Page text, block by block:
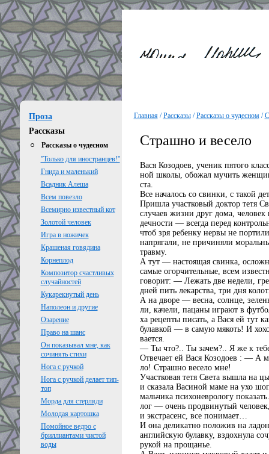
Проза
Рассказы
Рассказы о чудесном
''Только для иностранцев!''
Гнида и маленький
Всадник Алеша
Всем повезло
Всемирно известный кот
Золотой человек
Игра в ножичек
Крашеная говядина
Корнеплод
Композитор счастливых
случайностей
Кукарекнутый день
Наполеон и другие
Озарение
Право на шанс
Он показывал мне, как
сочинять стихи
Нога с ручкой
Нога с ручкой делает тип-
топ
Морда для стерляди
Молодая картошка
Помойное ведро с
бриллиантами чистой
воды
Главная/Рассказы/Рассказы о чудесном/
Страшно и весело
Вася Козодоев, ученик пятого
ной школы, обожал мучить
ста.
Все началось со свинки, с такой
Пришла участковый доктор тетя
случаев жизни друг дома,
дечности — всегда перед
чтоб зря ребенку нервы не
напрягали, не причиняли
травму.
А тут — настоящая свинка,
самые огорчительные, всем
говорит: — Лежать две недели,
дней пить лекарства, три дня
А на дворе — весна, солнце,
ли, качели, пацаны играют в
ха рецепты писать, а Вася ей тут
булавкой — в самую мякоть! И
вается.
— Ты что?.. Ты зачем?.. Я же к
Отвечает ей Вася Козодоев : — А
ло! Страшно весело мне!
Участковая тетя Света вышла на
и сказала Васиной маме на ухо
мальчика психоневрологу
лог — очень продвинутый
и экстрасенс, все понимает…
И она деликатно положив на
английскую булавку, вздохнула
рукой на прощанье.